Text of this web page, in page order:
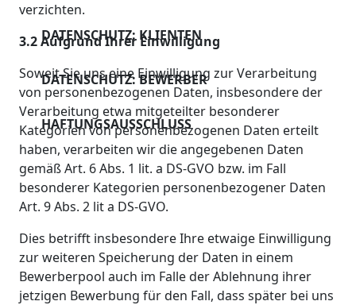
DATENSCHUTZ: KLIENTEN
DATENSCHUTZ: BEWERBER
HAFTUNGSAUSSCHLUSS
verzichten.
3.2 Aufgrund Ihrer Einwilligung
Soweit Sie uns eine Einwilligung zur Verarbeitung
von personenbezogenen Daten, insbesondere der
Verarbeitung etwa mitgeteilter besonderer
Kategorien von personenbezogenen Daten erteilt
haben, verarbeiten wir die angegebenen Daten
gemäß Art. 6 Abs. 1 lit. a DS-GVO bzw. im Fall
besonderer Kategorien personenbezogener Daten
Art. 9 Abs. 2 lit a DS-GVO.
Dies betrifft insbesondere Ihre etwaige Einwilligung
zur weiteren Speicherung der Daten in einem
Bewerberpool auch im Falle der Ablehnung ihrer
jetzigen Bewerbung für den Fall, dass später bei uns